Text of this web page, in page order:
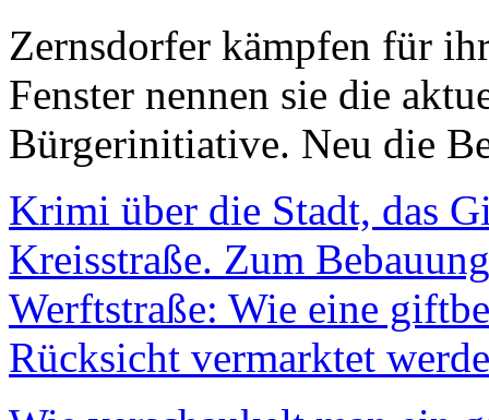
Zernsdorfer kämpfen für
Fenster nennen sie die
Bürgerinitiative. Neu die
Krimi über die Stadt, das
Kreisstraße. Zum
Werftstraße: Wie eine
Rücksicht vermarktet